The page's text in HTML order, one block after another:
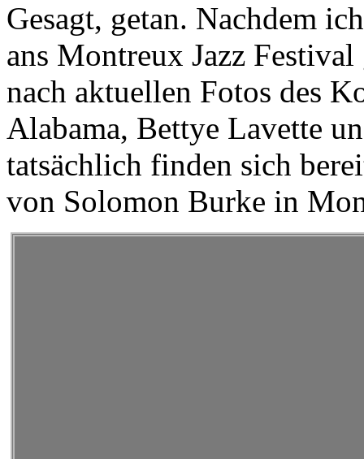
Gesagt, getan. Nachdem
ans Montreux Jazz
nach aktuellen Fotos des
Alabama, Bettye Lavette
tatsächlich finden sich
von Solomon Burke in